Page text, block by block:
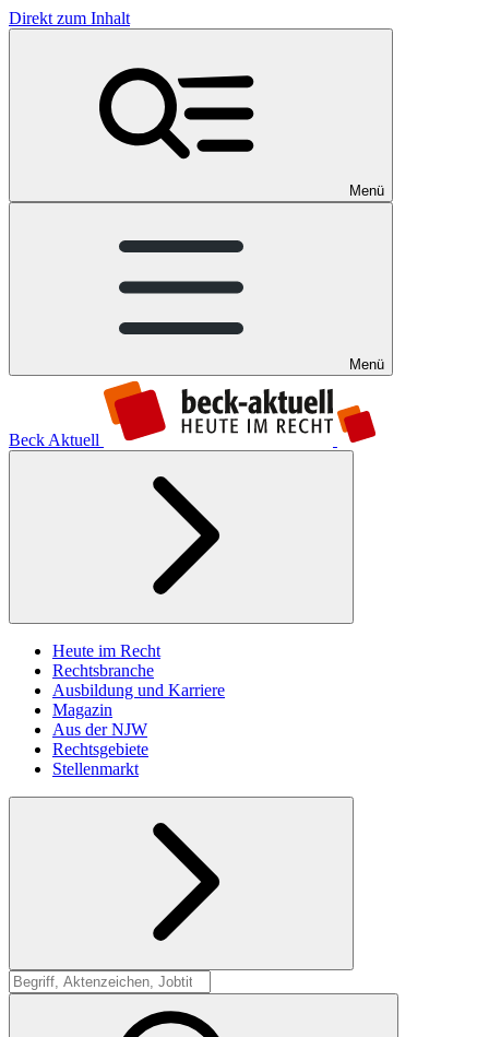
Direkt zum Inhalt
Menü
Menü
Beck Aktuell
Heute im Recht
Rechtsbranche
Ausbildung und Karriere
Magazin
Aus der NJW
Rechtsgebiete
Stellenmarkt
Suche